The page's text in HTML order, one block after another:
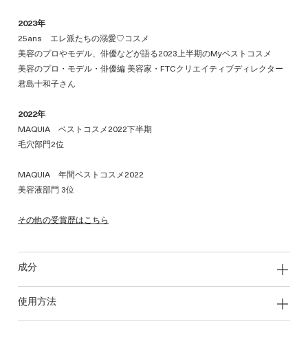
2023年
25ans エレ派たちの溺愛♡コスメ
美容のプロやモデル、俳優などが語る2023上半期のMyベストコスメ
美容のプロ・モデル・俳優編 美容家・FTCクリエイティブディレクター
君島十和子さん
2022年
MAQUIA ベストコスメ2022下半期
毛穴部門2位
MAQUIA 年間ベストコスメ2022
美容液部門 3位
その他の受賞歴はこちら
成分
使用方法